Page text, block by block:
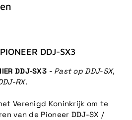
DDJ-SX3
DDJ-SX3 - Past op DDJ-SX,
RX.
Verenigd Koninkrijk om te
van de Pioneer DDJ-SX /